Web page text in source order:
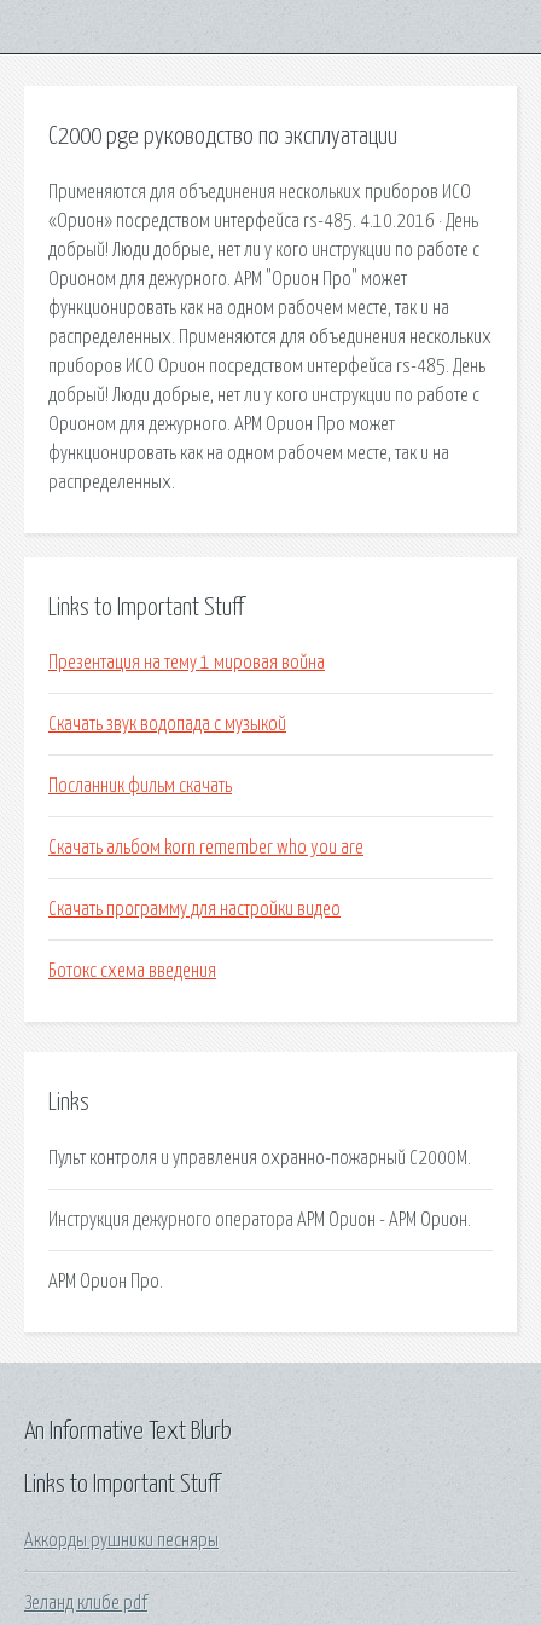
С2000 pge руководство по эксплуатации
Применяются для объединения нескольких приборов ИСО
«Орион» посредством интерфейса rs-485. 4.10.2016 · День
добрый! Люди добрые, нет ли у кого инструкции по работе с
Орионом для дежурного. АРМ "Орион Про" может
функционировать как на одном рабочем месте, так и на
распределенных. Применяются для объединения нескольких
приборов ИСО Орион посредством интерфейса rs-485. День
добрый! Люди добрые, нет ли у кого инструкции по работе с
Орионом для дежурного. АРМ Орион Про может
функционировать как на одном рабочем месте, так и на
распределенных.
Links to Important Stuff
Презентация на тему 1 мировая война
Скачать звук водопада с музыкой
Посланник фильм скачать
Скачать альбом korn remember who you are
Скачать программу для настройки видео
Ботокс схема введения
Links
Пульт контроля и управления охранно-пожарный С2000М.
Инструкция дежурного оператора АРМ Орион - АРМ Орион.
АРМ Орион Про.
Links to Important Stuff
Аккорды рушники песняры
Зеланд клибе pdf
An Informative Text Blurb